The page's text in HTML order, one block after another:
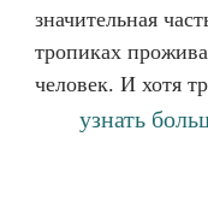
значительная
тропиках
человек. И хотя
узнать